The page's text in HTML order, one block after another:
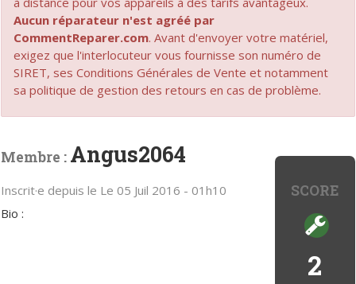
Aucun réparateur n'est agréé par
CommentReparer.com. Avant d'envoyer votre matériel,
exigez que l'interlocuteur vous fournisse son numéro de
SIRET, ses Conditions Générales de Vente et notamment
sa politique de gestion des retours en cas de problème.
SCORE
2
Membre : Angus2064
Inscrit·e depuis le Le 05 Juil 2016 - 01h10
Bio :